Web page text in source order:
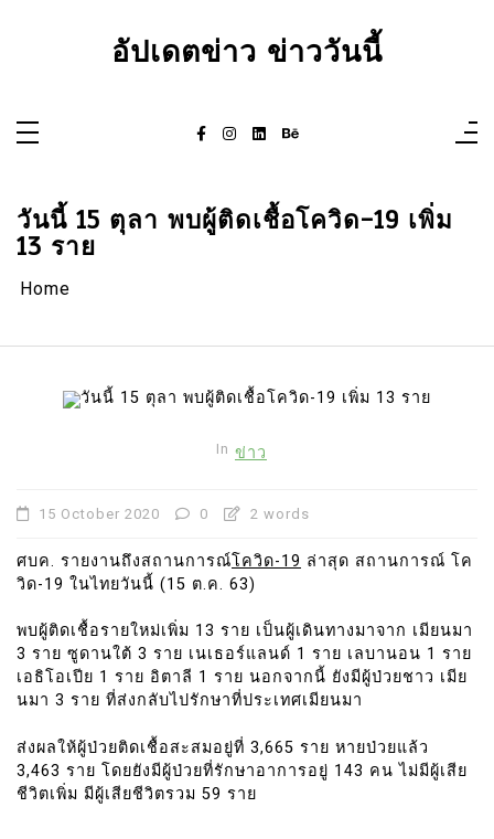
อัปเดตข่าว ข่าววันนี้
วันนี้ 15 ตุลา พบผู้ติดเชื้อโควิด-19 เพิ่ม
13 ราย
Home
In ข่าว
15 October 2020 0 2 words
ศบค. รายงานถึงสถานการณ์โควิด-19 ล่าสุด สถานการณ์ โค
วิด-19 ในไทยวันนี้ (15 ต.ค. 63)
พบผู้ติดเชื้อรายใหม่เพิ่ม 13 ราย เป็นผู้เดินทางมาจาก เมียนมา
3 ราย ซูดานใต้ 3 ราย เนเธอร์แลนด์ 1 ราย เลบานอน 1 ราย
เอธิโอเปีย 1 ราย อิตาลี 1 ราย นอกจากนี้ ยังมีผู้ป่วยชาว เมีย
นมา 3 ราย ที่ส่งกลับไปรักษาที่ประเทศเมียนมา
ส่งผลให้ผู้ป่วยติดเชื้อสะสมอยู่ที่ 3,665 ราย หายป่วยแล้ว
3,463 ราย โดยยังมีผู้ป่วยที่รักษาอาการอยู่ 143 คน ไม่มีผู้เสีย
ชีวิตเพิ่ม มีผู้เสียชีวิตรวม 59 ราย